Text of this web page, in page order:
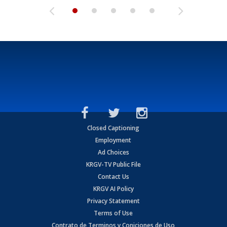
Closed Captioning
Employment
Ad Choices
KRGV-TV Public File
Contact Us
KRGV AI Policy
Privacy Statement
Terms of Use